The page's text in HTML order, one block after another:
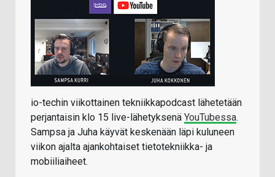
io-techin viikottainen tekniikkapodcast lähetetään
perjantaisin klo 15 live-lähetyksenä YouTubessa.
Sampsa ja Juha käyvät keskenään läpi kuluneen
viikon ajalta ajankohtaiset tietotekniikka- ja
mobiiliaiheet.